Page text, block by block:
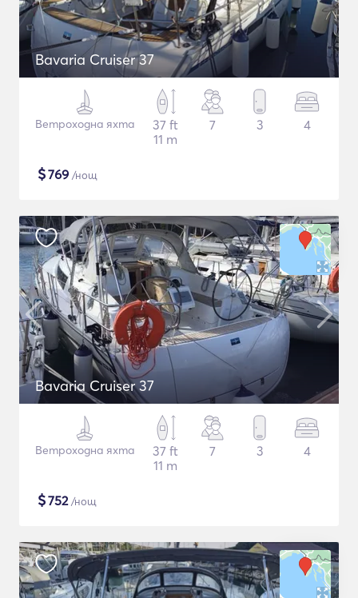
Bavaria Cruiser 37
Ветроходна яхта
37 ft
11 m
7 3 4
$769 /нощ
Bavaria Cruiser 37
Ветроходна яхта
37 ft
11 m
7 3 4
$752/нощ